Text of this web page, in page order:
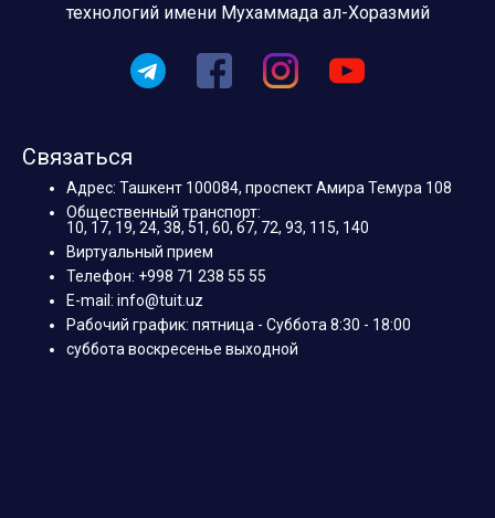
технологий имени Мухаммада ал-Хоразмий
Связаться
Адрес: Ташкент 100084, проспект Амира Темура 108
Общественный транспорт:
10, 17, 19, 24, 38, 51, 60, 67, 72, 93, 115, 140
Виртуальный прием
Телефон: +998 71 238 55 55
E-mail: info@tuit.uz
Рабочий график: пятница - Суббота 8:30 - 18:00
суббота воскресенье выходной